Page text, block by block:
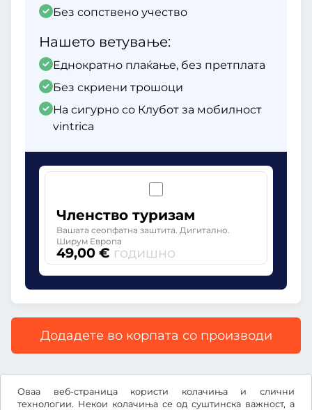
Оваа веб-страница користи колачиња и слични
технологии. Некои колачиња се од суштинска важност, а
Без сопствено учество
Нашето ветување:
Еднократно плаќање, без претплата
Без скриени трошоци
На сигурно со Клубот за мобилност
vintrica
Членство туризам
Вашата сеопфатна заштита. Дигитално.
Ширум Европа
49,00 € годишно
Додадете во корпата со производи
Сите цени со вклучен законски ДДВ.